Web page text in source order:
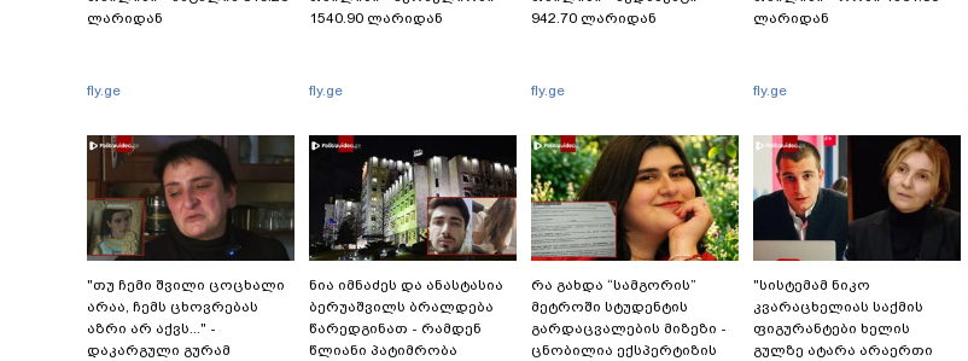
ლარიდან
fly.ge
1540.90 ლარიდან
fly.ge
942.70 ლარიდან
fly.ge
ლარიდან
fly.ge
"თუ ჩემი შვილი ცოცხალი
არაა, ჩემს ცხოვრებას
აზრი არ აქვს..." -
დაკარგული გურამ
ნია იმნაძეს და ანასტასია
ბერუაშვილს ბრალდება
წარედგინათ - რამდენ
წლიანი პატიმრობა
რა გახდა “სამგორის”
მეტროში სტუდენტის
გარდაცვალების მიზეზი -
ცნობილია ექსპერტიზის
"სისტემამ ნიკო
კვარაცხელიას საქმის
ფიგურანტები ხელის
გულზე ატარა არაერთი